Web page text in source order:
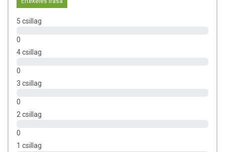
5 csillag
0
4 csillag
0
3 csillag
0
2 csillag
0
1 csillag